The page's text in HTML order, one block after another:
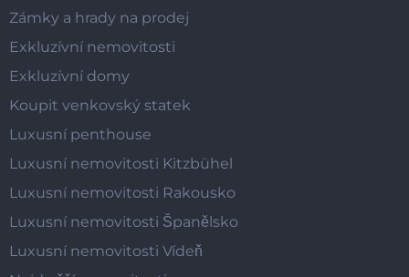
Zámky a hrady na prodej
Exkluzívní nemovitosti
Exkluzívní domy
Koupit venkovský statek
Luxusní penthouse
Luxusní nemovitosti Kitzbühel
Luxusní nemovitosti Rakousko
Luxusní nemovitosti Španělsko
Luxusní nemovitosti Vídeň